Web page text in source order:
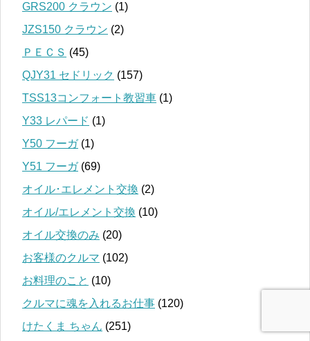
GRS200 クラウン (1)
JZS150 クラウン (2)
ＰＥＣＳ (45)
QJY31 セドリック (157)
TSS13コンフォート教習車 (1)
Y33 レパード (1)
Y50 フーガ(1)
Y51 フーガ(69)
オイル･エレメント交換 (2)
オイル/エレメント交換 (10)
オイル交換のみ (20)
お客様のクルマ (102)
お料理のこと (10)
クルマに魂を入れるお仕事 (120)
けたくま ちゃん (251)